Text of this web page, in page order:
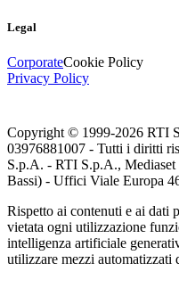
Legal
CorporateCookie Policy
Privacy Policy
Copyright © 1999-2026 RTI
03976881007 - Tutti i diritti
S.p.A. - RTI S.p.A., Mediaset
Bassi) - Uffici Viale Europa
Rispetto ai contenuti e ai dati
vietata ogni utilizzazione
intelligenza artificiale
utilizzare mezzi automatizzati